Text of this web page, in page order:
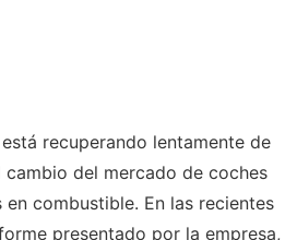
recuperando lentamente de
cambio del mercado de coches
combustible. En las recientes
presentado por la empresa,